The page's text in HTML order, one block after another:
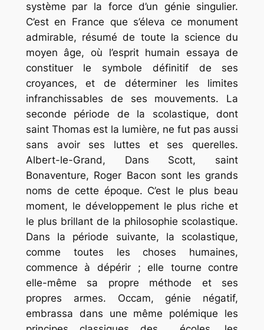
système par la force d’un génie singulier.
C’est en France que s’éleva ce monument
admirable, résumé de toute la science du
moyen âge, où l’esprit humain essaya de
constituer le symbole définitif de ses
croyances, et de déterminer les limites
infranchissables de ses mouvements. La
seconde période de la scolastique, dont
saint Thomas est la lumière, ne fut pas aussi
sans avoir ses luttes et ses querelles.
Albert-le-Grand, Dans Scott, saint
Bonaventure, Roger Bacon sont les grands
noms de cette époque. C’est le plus beau
moment, le développement le plus riche et
le plus brillant de la philosophie scolastique.
Dans la période suivante, la scolastique,
comme toutes les choses humaines,
commence à dépérir ; elle tourne contre
elle-même sa propre méthode et ses
propres armes. Occam, génie négatif,
embrassa dans une même polémique les